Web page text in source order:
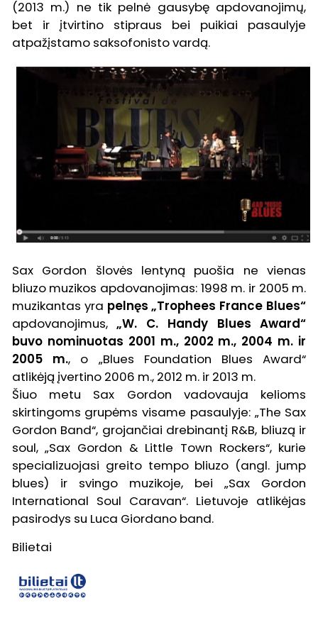
(2013 m.) ne tik pelnė gausybę apdovanojimų,
bet ir įtvirtino stipraus bei puikiai pasaulyje
atpažįstamo saksofonisto vardą.
Sax Gordon šlovės lentyną puošia ne vienas
bliuzo muzikos apdovanojimas: 1998 m. ir 2005 m.
muzikantas yra pelnęs „Trophees France Blues“
apdovanojimus,„W. C. Handy Blues Award“
buvo nominuotas 2001 m., 2002 m., 2004 m. ir
2005 m., o „Blues Foundation Blues Award“
atlikėją įvertino 2006 m., 2012 m. ir 2013 m.
Šiuo metu Sax Gordon vadovauja kelioms
skirtingoms grupėms visame pasaulyje: „The Sax
Gordon Band“, grojančiai drebinantį R&B, bliuzą ir
soul, „Sax Gordon & Little Town Rockers“, kurie
specializuojasi greito tempo bliuzo (angl. jump
blues) ir svingo muzikoje, bei „Sax Gordon
International Soul Caravan“. Lietuvoje atlikėjas
pasirodys su Luca Giordano band.
Bilietai